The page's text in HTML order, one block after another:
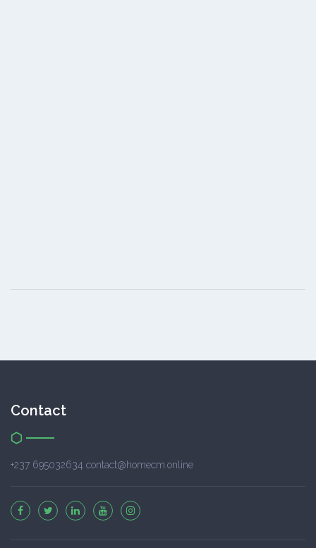
Contact
+237 695032634 contact@homecm.online